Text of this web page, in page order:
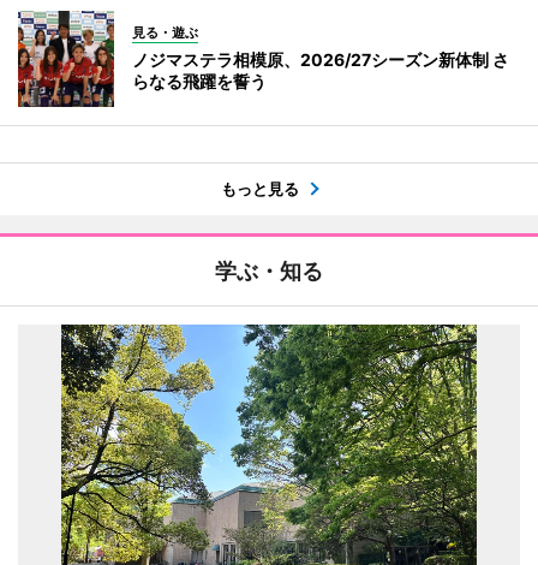
見る・遊ぶ
ノジマステラ相模原、2026/27シーズン新体制 さ
らなる飛躍を誓う
もっと見る
学ぶ・知る